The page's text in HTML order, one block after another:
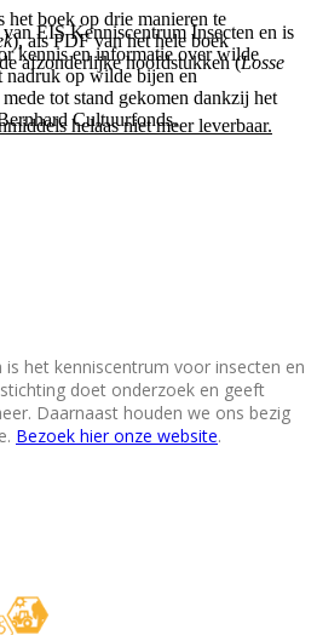
het boek op drie manieren te
), als PDF van het hele boek
afzonderlijke hoofdstukken (Losse
helaas niet meer leverbaar.
EIS Kenniscentrum Insecten en is
kennis en informatie over wilde
nadruk op wilde bijen en
tot stand gekomen dankzij het
Cultuurfonds.
is het kenniscentrum voor insecten en
doet onderzoek en geeft
Daarnaast houden we ons bezig
Bezoek hier onze website.